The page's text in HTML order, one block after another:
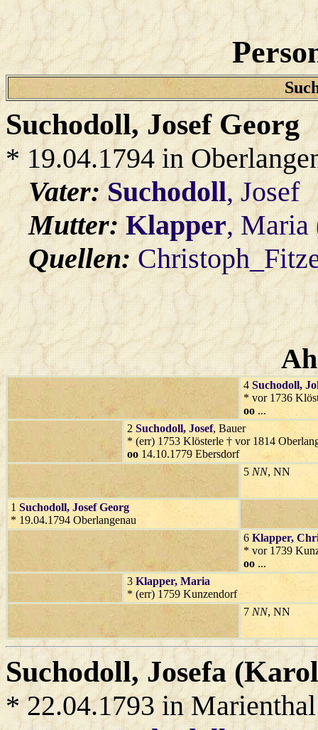
Suchodoll, Josef Georg
* 19.04.1794 in
Vater:Suchodoll, Josef
Mutter:Klapper, Maria
Quellen:
4 Suchodoll,
* vor 1736
oo ...
2 Suchodoll, Josef, Bauer
* (err) 1753 Klösterle † vor 1814
oo 14.10.1779 Ebersdorf
5 NN, NN
1 Suchodoll, Josef Georg
* 19.04.1794 Oberlangenau
6 Klapper,
* vor 1739
oo ...
3 Klapper, Maria
* (err) 1759 Kunzendorf
7 NN, NN
Suchodoll, Josefa
* 22.04.1793 in Marienthal